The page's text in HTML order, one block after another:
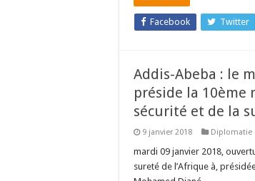
Facebook Twitter
Addis-Abeba : le
préside la 10ème
sécurité et de la
9 janvier 2018 Diplomatie
mardi 09 janvier 2018,
sureté de l’Afrique à,